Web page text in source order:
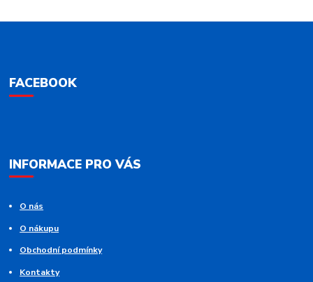
FACEBOOK
INFORMACE PRO VÁS
O nás
O nákupu
Obchodní podmínky
Kontakty